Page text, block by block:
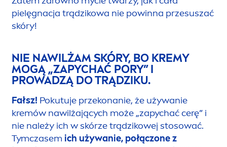
„WYSUSZANIE” ZMIAN I STOSOWANIE
KOSMETYKÓW ZE SPIRYTUSEM?
wysuszenie np. przecieranie spirytusem
likwiduje pozornie nadmiar serum i zasusza
istniejące zmiany, ale gruczoły łojowe będą
chciały natychmiast to odpracować!
zaczynamy nakręcać błędne koło! Zbytnie
wysuszenie doprowadza także do
podrażnienia, zaczerwienienia skóry i braku
tolerancji kolejnych, leczniczych kosmetyków.